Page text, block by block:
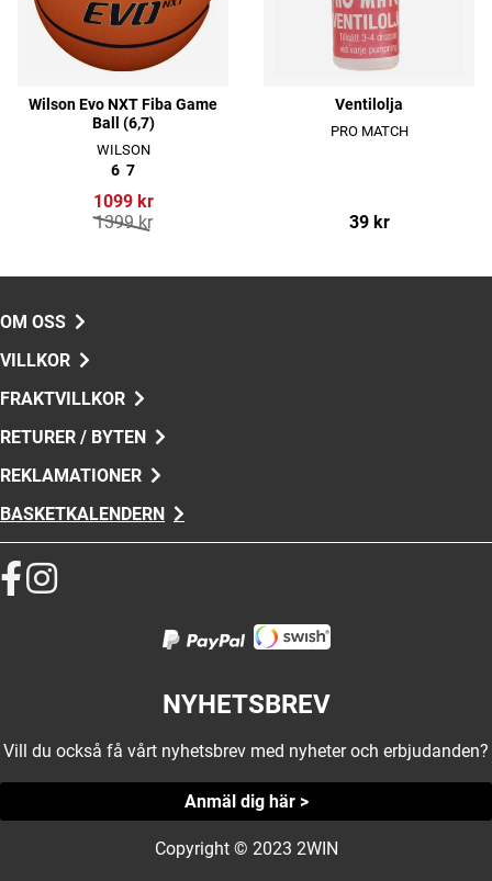
Wilson Evo NXT Fiba Game
Ball (6,7)
WILSON
6 7
1099 kr
1399 kr
Ventilolja
PRO MATCH
39 kr
OM OSS
VILLKOR
FRAKTVILLKOR
RETURER / BYTEN
REKLAMATIONER
BASKETKALENDERN
NYHETSBREV
Vill du också få vårt nyhetsbrev med nyheter och erbjudanden?
Anmäl dig här >
Copyright © 2023 2WIN